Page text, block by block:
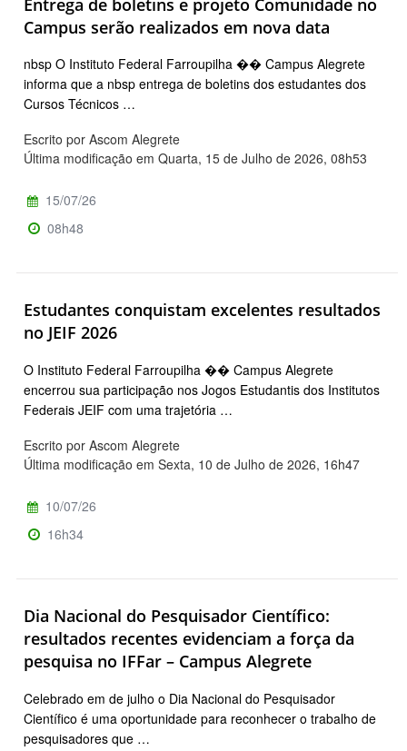
Campus serão realizados em nova data
nbsp O Instituto Federal Farroupilha �� Campus Alegrete
informa que a nbsp entrega de boletins dos estudantes dos
Cursos Técnicos …
Escrito por Ascom Alegrete
Última modificação em Quarta, 15 de Julho de 2026, 08h53
15/07/26
08h48
Estudantes conquistam excelentes resultados
no JEIF 2026
O Instituto Federal Farroupilha �� Campus Alegrete
encerrou sua participação nos Jogos Estudantis dos Institutos
Federais JEIF com uma trajetória …
Escrito por Ascom Alegrete
Última modificação em Sexta, 10 de Julho de 2026, 16h47
10/07/26
16h34
Dia Nacional do Pesquisador Científico:
resultados recentes evidenciam a força da
pesquisa no IFFar – Campus Alegrete
Celebrado em de julho o Dia Nacional do Pesquisador
Científico é uma oportunidade para reconhecer o trabalho de
pesquisadores que …